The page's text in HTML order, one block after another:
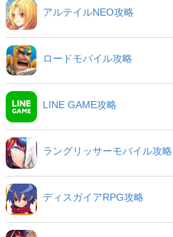
アルテイルNEO攻略
ロードモバイル攻略
LINE GAME攻略
ラングリッサーモバイル攻略
ディスガイアRPG攻略